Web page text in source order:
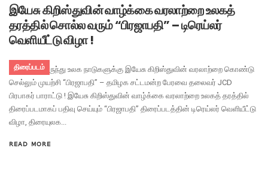
திரைப்படம்
இயேசு கிறிஸ்துவின் வாழ்க்கை வரலாற்றை உலகத்
தரத்தில் சொல்ல வரும் “பிரஜாபதி” – டிரெய்லர்
வெளியீட்டு விழா !
இந்தியாவிலிருந்து உலக நாடுகளுக்கு இயேசு கிறிஸ்துவின் வரலாற்றை கொண்டு
செல்லும் முயற்சி “பிரஜாபதி” – தமிழக சட்டமன்ற பேரவை தலைவர் JCD
பிரபாகர் பாராட்டு ! இயேசு கிறிஸ்துவின் வாழ்க்கை வரலாற்றை உலகத் தரத்தில்
திரைப்படமாகப் பதிவு செய்யும் “பிரஜாபதி” திரைப்படத்தின் டிரெய்லர் வெளியீட்டு
விழா, திரையுலக...
READ MORE